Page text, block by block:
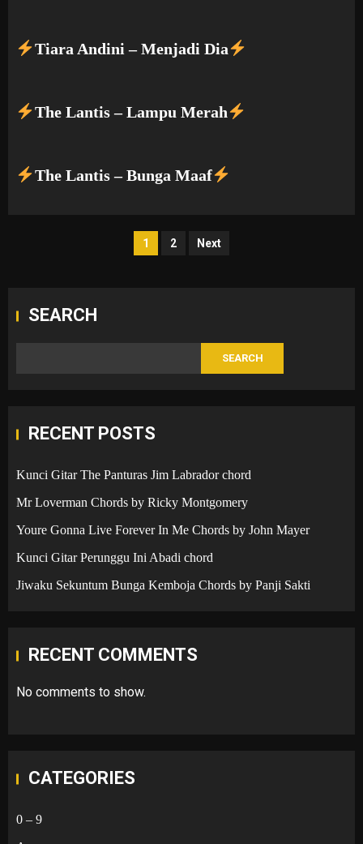
Tiara Andini – Menjadi Dia
The Lantis – Lampu Merah
The Lantis – Bunga Maaf
Posts
1 2 Next
SEARCH
SEARCH
RECENT POSTS
Kunci Gitar The Panturas Jim Labrador chord
Mr Loverman Chords by Ricky Montgomery
Youre Gonna Live Forever In Me Chords by John Mayer
Kunci Gitar Perunggu Ini Abadi chord
Jiwaku Sekuntum Bunga Kemboja Chords by Panji Sakti
RECENT COMMENTS
No comments to show.
CATEGORIES
0 – 9